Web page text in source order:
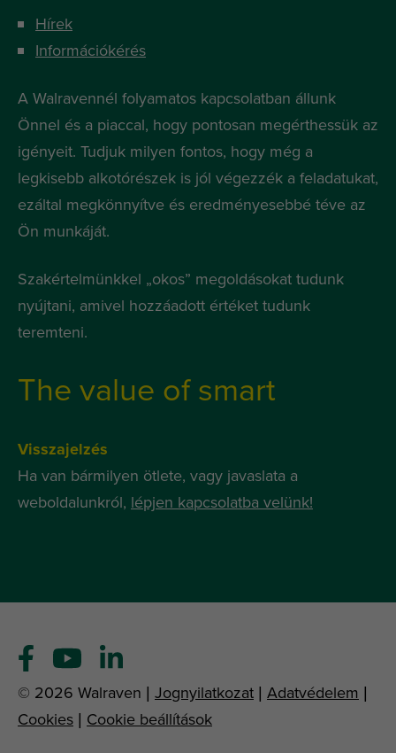
Hírek
Információkérés
A Walravennél folyamatos kapcsolatban állunk
Önnel és a piaccal, hogy pontosan megérthessük az
igényeit. Tudjuk milyen fontos, hogy még a
legkisebb alkotórészek is jól végezzék a feladatukat,
ezáltal megkönnyítve és eredményesebbé téve az
Ön munkáját.
Szakértelmünkkel „okos” megoldásokat tudunk
nyújtani, amivel hozzáadott értéket tudunk
teremteni.
The value of smart
Visszajelzés
Ha van bármilyen ötlete, vagy javaslata a
weboldalunkról, lépjen kapcsolatba velünk!
© 2026 Walraven | Jognyilatkozat | Adatvédelem |
Cookies | Cookie beállítások